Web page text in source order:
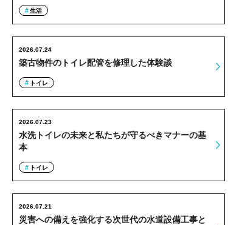
生活
築古物件のトイレ配管を修理した体験談
2026.07.24
トイレ
水洗トイレの未来と私たちが守るべきマナーの基
本
2026.07.23
トイレ
災害への備えを強化する次世代の水道設備工事と
2026.07.21